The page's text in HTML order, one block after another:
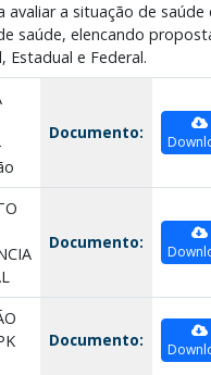
avaliar a situação de
saúde, elencando
Estadual e Federal.
Documento:
Documento:
Documento: